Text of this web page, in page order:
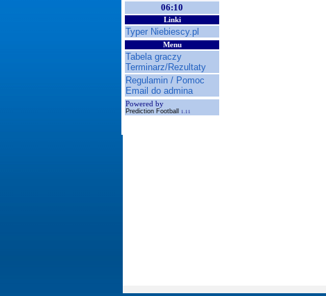
06:10
Linki
Typer Niebiescy.pl
Menu
Tabela graczy
Terminarz/Rezultaty
Regulamin / Pomoc
Email do admina
Powered by
Prediction Football 1.11